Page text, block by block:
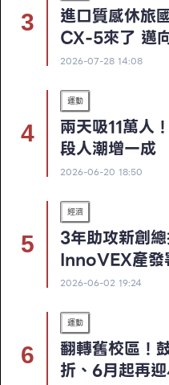
進口質感休旅
CX-5來了 邁
2026-07-28 14:08
運動
兩天吸11萬人
段人潮增一成
2026-06-20 18:50
經濟
3年助攻新創
InnoVEX產發
2026-06-02 19:24
運動
翻轉舊校區！
折、6月起再